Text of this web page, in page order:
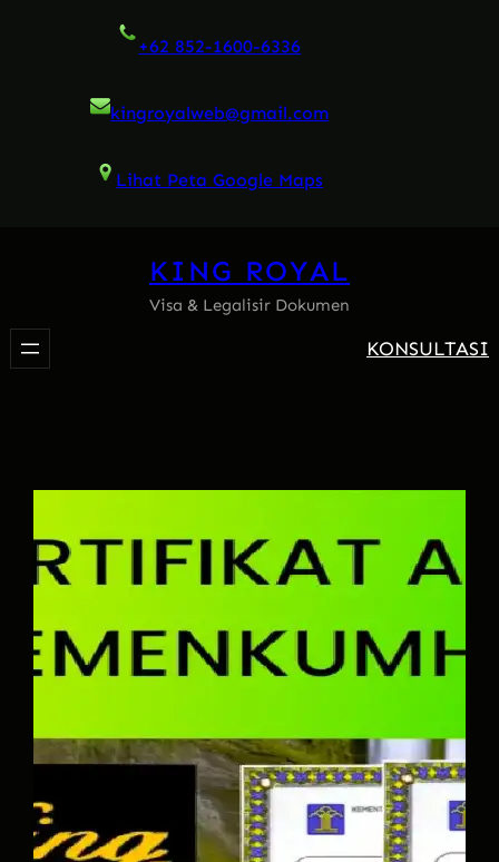
+62 852-1600-6336
kingroyalweb@gmail.com
Lihat Peta Google Maps
KING ROYAL
Visa & Legalisir Dokumen
KONSULTASI